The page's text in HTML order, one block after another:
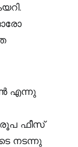
ഓരോ
എന്നു
രൂപ ഫീസ്
നടന്നു